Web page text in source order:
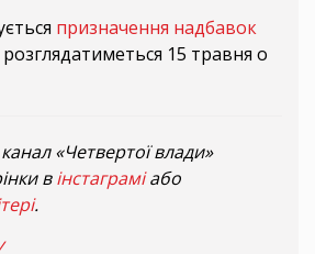
призначення надбавок
розглядатиметься 15 травня о
«Четвертої влади»
вінстаграміабо
.